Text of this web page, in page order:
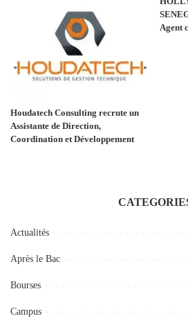
Houdatech Consulting recrute un
Assistante de Direction,
Coordination et Développement
Agent
Actualités
Après le Bac
Bourses
Campus